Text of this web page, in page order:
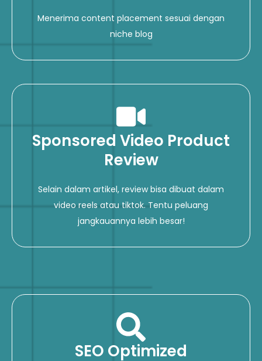
Menerima content placement sesuai dengan
niche blog
Sponsored Video Product
Review
Selain dalam artikel, review bisa dibuat dalam
video reels atau tiktok. Tentu peluang
jangkauannya lebih besar!
SEO Optimized